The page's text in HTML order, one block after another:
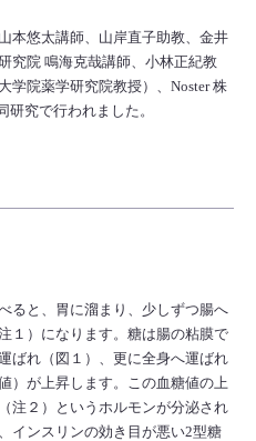
悠太講師、山岸直子助教、金井
究院 鳴海克哉講師、小林正紀教
学院薬学研究院教授）、Noster 株
研究で行われました。
ると、胃に溜まり、少しずつ腸へ
１）になります。糖は腸の粘膜で
ばれ（図１）、更に全身へ運ばれ
）が上昇します。この血糖値の上
注２）というホルモンが分泌され
インスリンの効き目が悪い2型糖